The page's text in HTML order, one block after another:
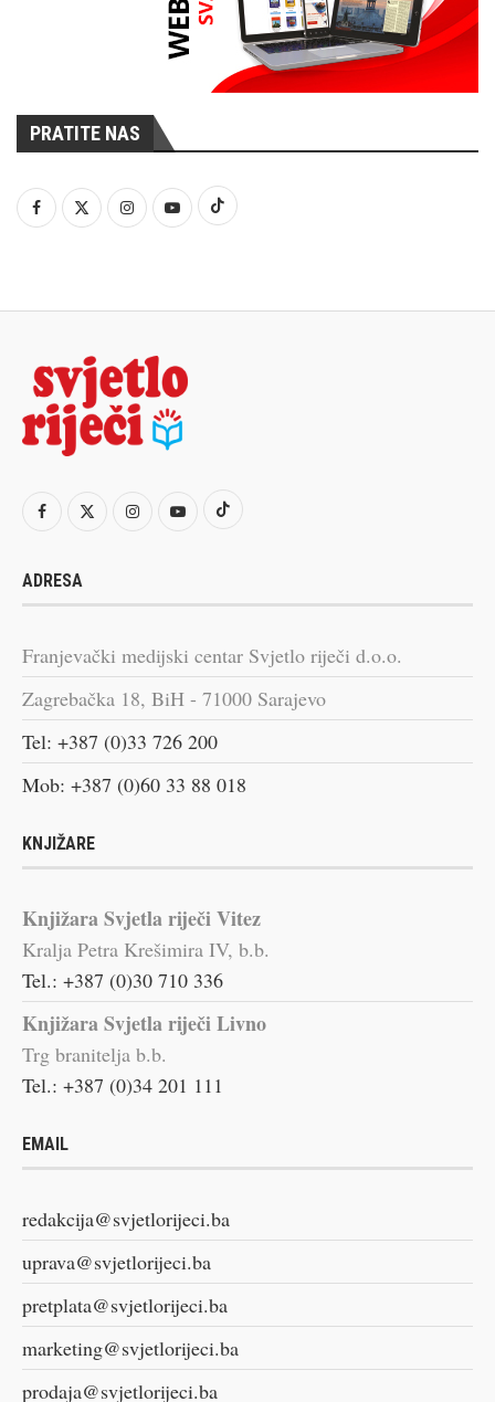
PRATITE NAS
ADRESA
Franjevački medijski centar Svjetlo riječi d.o.o.
Zagrebačka 18, BiH - 71000 Sarajevo
Tel: +387 (0)33 726 200
Mob: +387 (0)60 33 88 018
KNJIŽARE
Knjižara Svjetla riječi Vitez
Kralja Petra Krešimira IV, b.b.
Tel.: +387 (0)30 710 336
Knjižara Svjetla riječi Livno
Trg branitelja b.b.
Tel.: +387 (0)34 201 111
EMAIL
redakcija@svjetlorijeci.ba
uprava@svjetlorijeci.ba
pretplata@svjetlorijeci.ba
marketing@svjetlorijeci.ba
prodaja@svjetlorijeci.ba